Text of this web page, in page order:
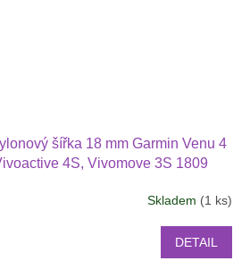
šířka 18 mm Garmin Venu 4
4S, Vivomove 3S 1809
Skladem (1 ks)
DETAIL